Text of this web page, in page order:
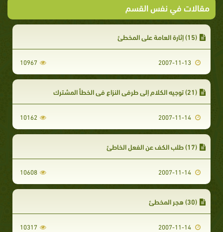
مقالات في نفس القسم
(15) إثارة العامة على المخطئ
10967
(21) توجيه الكلام إلى طرفي النزاع في الخطأ المشترك
10162
(17) طلب الكف عن الفعل الخاطئ
10608
(30) هجر المخطئ
10317